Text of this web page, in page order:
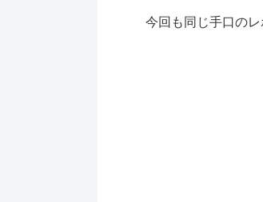
今回も同じ手口の